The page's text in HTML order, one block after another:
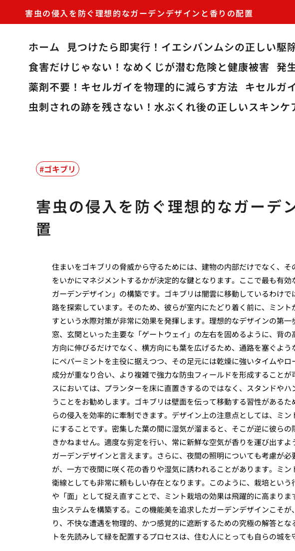
害虫の侵入を防ぐ理想的なガーデンデザインと香りの配置
ホーム 見つけたら即実行！イエシバンムシの正しい駆
食害だけじゃない！なめくじが潜む危険と健康被害 発
薬剤不要！キセルガイを物理的に減らす方法 キセルガ
虫刺されの跡を残さない！水ぶくれ後の正しいスキンケ
ゴキブリ
害虫の侵入を防ぐ理想的なガーデ
置
住まいをゴキブリの脅威から守るためには、建物の内部だけでなく、そ
をいかにマネジメントするかが決定的な鍵となります。ここで最も有
ガーデンデザイン」の構築です。ゴキブリは闇雲に移動しているわけ
路を探索しています。そのため、彼らが室内にたどり着く前に、ミン
すという水際対策が非常に効果を発揮します。理想的なデザインの第
窓、玄関といった主要な「ゲートウェイ」の左右を固めるように、背
方向に伸びるだけでなく、横方向にも葉を広げるため、通路を塞ぐよ
にペパーミントを主役に据えつつ、その足元には乾燥に強いタイムや
成分が重なり合い、より複雑で強力な防虫フィールドを形成すること
スにおいては、プランターを床に直置きするのではなく、スタンドや
うことをお勧めします。ゴキブリは壁面を伝って移動する習性がある
らの侵入を効率的に牽制できます。デザイン上の注意点としては、ミ
にすることです。密集した葉の間に湿気が溜まると、そこが逆に彼ら
きかねません。適度な剪定を行い、常に新鮮な空気が香りを運び出す
ガーデンデザインと言えます。さらに、夜間の照明についても考慮が
が、一方で夜間に咲く花の香りや湿気に誘われることがあります。ミ
衛線としても非常に頼もしい存在となります。このように、栽培という
や「面」として捉え直すことで、ミント栽培の効果は飛躍的に高まり
虫システムを構築する。この機能美を追求したガーデンデザインこそ
り、不快な遭遇を物理的、かつ感覚的に遮断するための究極の解答と
トを先読みして緑を配置するプロセスは、住む人にとっても自らの城